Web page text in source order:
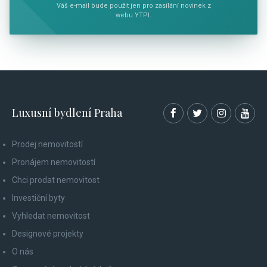
Váš e-mail bude použit jen pro zasílání novinek z
webu YTPI.
Luxusní bydlení Praha
Prodej nemovitostí
Pronájem nemovitostí
Chci prodat nemovitost
Investiční byty
Vyhledat nemovitost
Designové projekty
O nás